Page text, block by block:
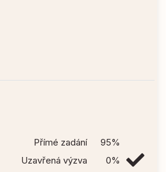
Přímé zadání
95%
Uzavřená výzva
0%